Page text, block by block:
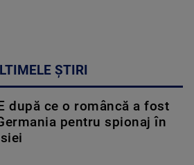
ȘTIRI
după ce o româncă a fost
pentru spionaj în